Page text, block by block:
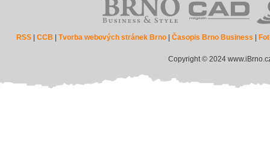
RSS |CCB |Tvorba webových stránek Brno |Časopis Brno Business
Copyright © 2024